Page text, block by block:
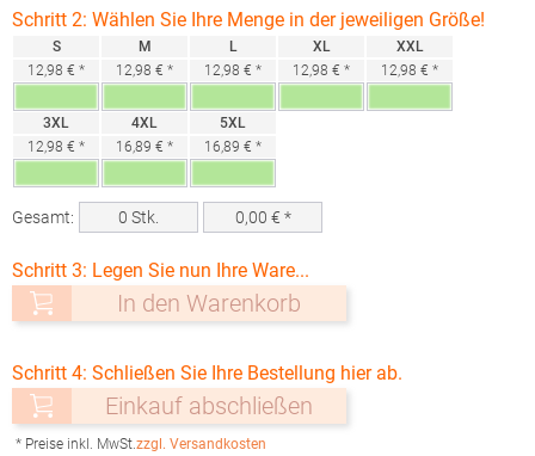
Schritt 2: Wählen Sie Ihre Menge in der jeweiligen Größe!
S
12,98 € *
M
12,98 € *
L
12,98 € *
XL
12,98 € *
XXL
12,98 € *
3XL
12,98 € *
4XL
16,89 € *
5XL
16,89 € *
Gesamt: 0 Stk. 0,00 € *
Schritt 3: Legen Sie nun Ihre Ware...
In den Warenkorb
Schritt 4: Schließen Sie Ihre Bestellung hier ab.
Einkauf abschließen
* Preise inkl. MwSt.zzgl. Versandkosten